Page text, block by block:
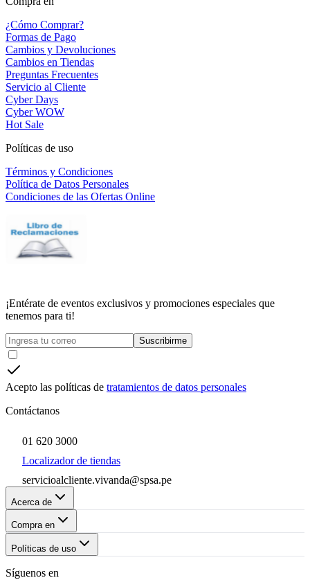
¿Cómo Comprar?
Formas de Pago
Cambios y Devoluciones
Cambios en Tiendas
Preguntas Frecuentes
Servicio al Cliente
Cyber Days
Cyber WOW
Hot Sale
Políticas de uso
Términos y Condiciones
Política de Datos Personales
Condiciones de las Ofertas Online
¡Entérate de eventos exclusivos y promociones especiales que
tenemos para ti!
Suscribirme
Acepto las políticas de tratamientos de datos personales
Contáctanos
01 620 3000
Localizador de tiendas
servicioalcliente.vivanda@spsa.pe
Acerca de
Compra en
Políticas de uso
Síguenos en